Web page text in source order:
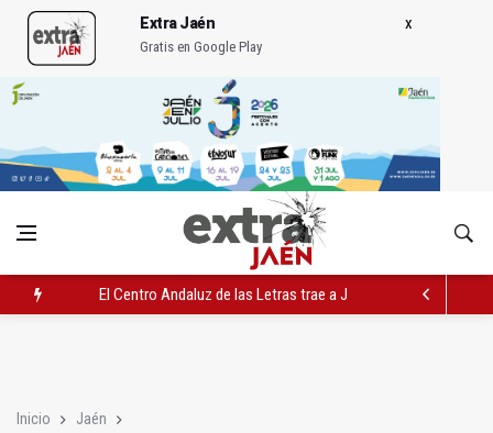
Extra Jaén
Gratis en Google Play
El Centro Andaluz de las Letras trae a Jaén al filósofo Omar
Inicio
Jaén